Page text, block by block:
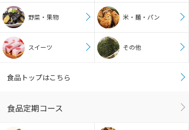
野菜・果物 米・麺・パン
スイーツ その他
食品トップはこちら
食品定期コース